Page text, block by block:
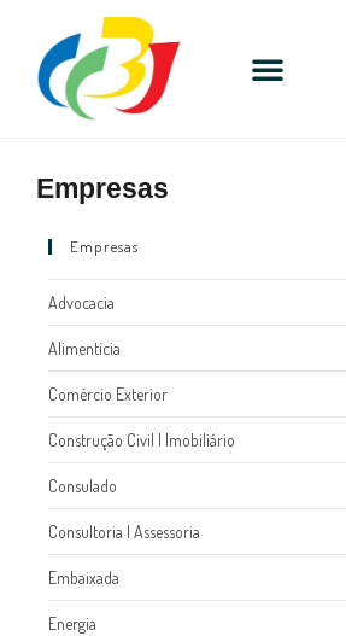
Empresas
Empresas
Advocacia
Alimentícia
Comércio Exterior
Construção Civil l Imobiliário
Consulado
Consultoria l Assessoria
Embaixada
Energia